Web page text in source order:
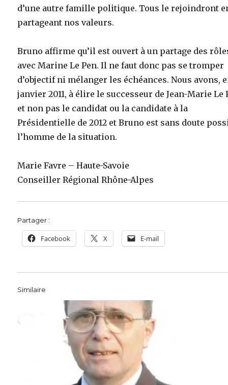
d’une autre famille politique. Tous le rejoindront
partageant nos valeurs.
Bruno affirme qu’il est ouvert à un partage des
avec Marine Le Pen. Il ne faut donc pas se tromper
d’objectif ni mélanger les échéances. Nous avons,
janvier 2011, à élire le successeur de Jean-Marie Le
et non pas le candidat ou la candidate à la
Présidentielle de 2012 et Bruno est sans doute
l’homme de la situation.
Marie Favre – Haute-Savoie
Conseiller Régional Rhône-Alpes
Partager :
Facebook X E-mail
Similaire